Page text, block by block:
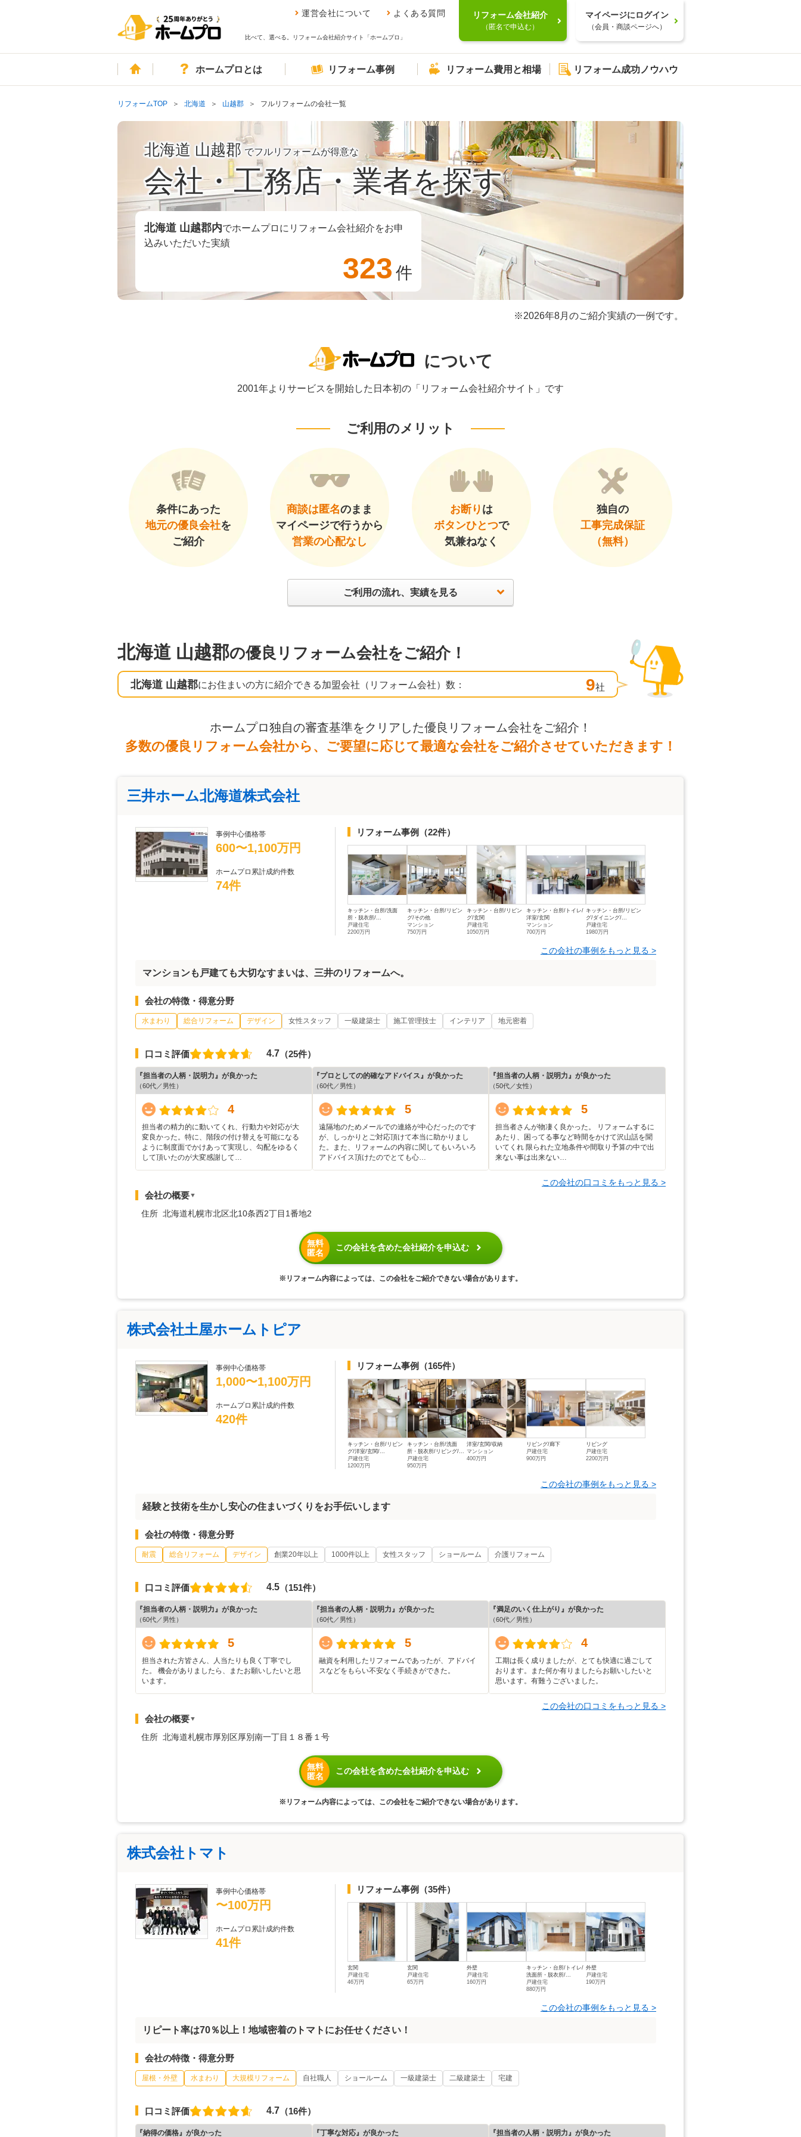
運営会社について よくある質問
比べて、選べる。リフォーム会社紹介サイト「ホームプロ」
リフォーム会社紹介
（匿名で申込む）
マイページにログイン
（会員・商談ページへ）
ホームホームプロとは リフォーム事例 リフォーム費用と相場 リフォーム成功ノウハウ
リフォームTOP 北海道 山越郡 フルリフォームの会社一覧
北海道 山越郡 でフルリフォームが得意な
会社・工務店・業者を探す
北海道 山越郡内でホームプロにリフォーム会社紹介をお申
込みいただいた実績
323 件
※2026年8月のご紹介実績の一例です。
について
2001年よりサービスを開始した日本初の「リフォーム会社紹介サイト」です
ご利用のメリット
条件にあった
地元の優良会社を
ご紹介
商談は匿名のまま
マイページで行うから
営業の心配なし
お断り は
ボタンひとつで
気兼ねなく
独自の
工事完成保証
（無料）
ご利用の流れ、実績を見る
北海道 山越郡の優良リフォーム会社をご紹介！
北海道 山越郡にお住まいの方に紹介できる加盟会社（リフォーム会社）数： 9社
ホームプロ独自の審査基準をクリアした優良リフォーム会社をご紹介！
多数の優良リフォーム会社から、ご要望に応じて最適な会社をご紹介させていただきます！
三井ホーム北海道株式会社
事例中心価格帯
600〜1,100万円
ホームプロ累計成約件数
74件
リフォーム事例 （22件）
キッチン・台所/洗面
所・脱衣所/...
戸建住宅
2200万円
キッチン・台所/リビン
グ/その他
マンション
750万円
キッチン・台所/リビン
グ/玄関
戸建住宅
1050万円
キッチン・台所/トイレ/
洋室/玄関
マンション
700万円
キッチン・台所/リビン
グ/ダイニング/...
戸建住宅
1980万円
この会社の事例をもっと見る >
マンションも戸建ても大切なすまいは、三井のリフォームへ。
会社の特徴・得意分野
水まわり 総合リフォーム デザイン 女性スタッフ 一級建築士 施工管理技士 インテリア 地元密着
口コミ評価 4.7 （25件）
『担当者の人柄・説明力』が良かった
（60代／男性）
4
担当者の精力的に動いてくれ、行動力や対応が大
変良かった。特に、階段の付け替えを可能になる
ように制度面でかけあって実現し、勾配をゆるく
して頂いたのが大変感謝して…
『プロとしての的確なアドバイス』が良かった
（60代／男性）
5
遠隔地のためメールでの連絡が中心だったのです
が、しっかりとご対応頂けて本当に助かりまし
た。また、リフォームの内容に関してもいろいろ
アドバイス頂けたのでとても心…
『担当者の人柄・説明力』が良かった
（50代／女性）
5
担当者さんが物凄く良かった。 リフォームするに
あたり、困ってる事など時間をかけて沢山話を聞
いてくれ 限られた立地条件や間取り予算の中で出
来ない事は出来ない…
この会社の口コミをもっと見る >
会社の概要▼
住所 北海道札幌市北区北10条西2丁目1番地2
無料
匿名
この会社を含めた会社紹介を申込む
※リフォーム内容によっては、この会社をご紹介できない場合があります。
株式会社土屋ホームトピア
事例中心価格帯
1,000〜1,100万円
ホームプロ累計成約件数
420件
リフォーム事例 （165件）
キッチン・台所/リビン
グ/洋室/玄関/...
戸建住宅
1200万円
キッチン・台所/洗面
所・脱衣所/リビング/...
戸建住宅
950万円
洋室/玄関/収納
マンション
400万円
リビング/廊下
戸建住宅
900万円
リビング
戸建住宅
2200万円
この会社の事例をもっと見る >
経験と技術を生かし安心の住まいづくりをお手伝いします
会社の特徴・得意分野
耐震 総合リフォーム デザイン 創業20年以上 1000件以上 女性スタッフ ショールーム 介護リフォーム
口コミ評価 4.5 （151件）
『担当者の人柄・説明力』が良かった
（60代／男性）
5
担当された方皆さん、人当たりも良く丁寧でし
た。 機会がありましたら、またお願いしたいと思
います。
『担当者の人柄・説明力』が良かった
（60代／男性）
5
融資を利用したリフォームであったが、アドバイ
スなどをもらい不安なく手続きができた。
『満足のいく仕上がり』が良かった
（60代／男性）
4
工期は長く成りましたが、とても快適に過ごして
おります。また何か有りましたらお願いしたいと
思います。有難うございました。
この会社の口コミをもっと見る >
会社の概要▼
住所 北海道札幌市厚別区厚別南一丁目１８番１号
無料
匿名
この会社を含めた会社紹介を申込む
※リフォーム内容によっては、この会社をご紹介できない場合があります。
株式会社トマト
事例中心価格帯
〜100万円
ホームプロ累計成約件数
41件
リフォーム事例 （35件）
玄関
戸建住宅
46万円
玄関
戸建住宅
65万円
外壁
戸建住宅
160万円
キッチン・台所/トイレ/
洗面所・脱衣所/...
戸建住宅
880万円
外壁
戸建住宅
190万円
この会社の事例をもっと見る >
リピート率は70％以上！地域密着のトマトにお任せください！
会社の特徴・得意分野
屋根・外壁 水まわり 大規模リフォーム 自社職人 ショールーム 一級建築士 二級建築士 宅建
口コミ評価 4.7 （16件）
『納得の価格』が良かった 『丁寧な対応』が良かった 『担当者の人柄・説明力』が良かった